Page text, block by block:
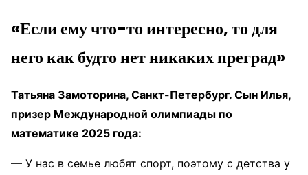
«Если ему что-то интересно, то для
него как будто нет никаких преград»
Татьяна Замоторина, Санкт-Петербург. Сын Илья,
призер Международной олимпиады по
математике 2025 года:
— У нас в семье любят спорт, поэтому с детства у